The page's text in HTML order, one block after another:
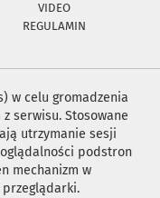
VIDEO
REGULAMIN
w celu gromadzenia
serwisu. Stosowane
utrzymanie sesji
podstron
mechanizm w